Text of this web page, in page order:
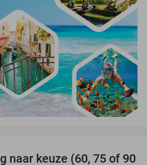
naar keuze (60, 75 of 90